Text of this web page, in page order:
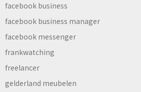
facebook business
facebook business manager
facebook messenger
frankwatching
freelancer
gelderland meubelen